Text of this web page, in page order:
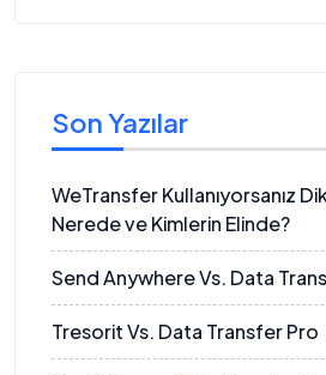
Son Yazılar
WeTransfer Kullanıyorsanız
Nerede ve Kimlerin Elinde?
Send Anywhere Vs. Data
Tresorit Vs. Data Transfer Pro